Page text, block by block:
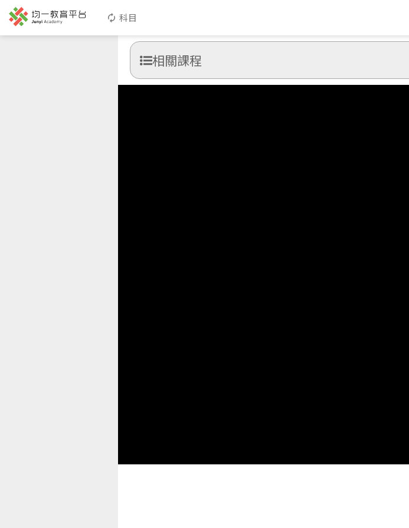
科目
相關課程